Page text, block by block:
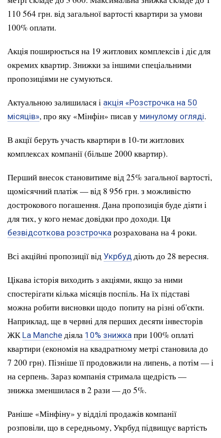
110 564 грн. від загальної вартості квартири за умови
100% оплати.
Акція поширюється на 19 житлових комплексів і діє для
окремих квартир. Знижки за іншими спеціальними
пропозиціями не сумуються.
Актуальною залишилася і акція «Розстрочка на 50
місяців», про яку «Мінфін» писав у минулому огляді.
В акції беруть участь квартири в 10-ти житлових
комплексах компанії (більше 2000 квартир).
Перший внесок становитиме від 25% загальної вартості,
щомісячний платіж — від 8 956 грн. з можливістю
дострокового погашення. Дана пропозиція буде діяти і
для тих, у кого немає довідки про доходи. Ця
безвідсоткова розстрочка розрахована на 4 роки.
Всі акційні пропозиції від Укрбуд діють до 28 вересня.
Цікава історія виходить з акціями, якщо за ними
спостерігати кілька місяців поспіль. На їх підставі
можна робити висновки щодо попиту на різні об'єкти.
Наприклад, ще в червні для перших десяти інвесторів
ЖК La Manche діяла 10% знижка при 100% оплаті
квартири (економія на квадратному метрі становила до
7 200 грн). Пізніше її продовжили на липень, а потім — і
на серпень. Зараз компанія стримала щедрість —
знижка зменшилася в 2 рази — до 5%.
Раніше «Мінфіну» у відділі продажів компанії
розповіли, що в середньому, Укрбуд підвищує вартість